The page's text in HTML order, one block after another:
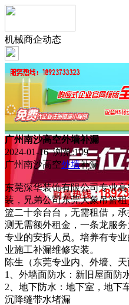
机械商企动态
广州南沙高空外墙补漏
2024-01-16 浏览:109
广州南沙高空外墙补漏
东莞深华装饰有限公司专业
装，兄弟公司东莞大象吊篮
篮二十余台台，无需租借，
测无需额外租金，一条龙服
专业的安拆人员。培养有专
业施工补漏维修安装。
陈生（东莞专业内、外墙、天
1、外墙面防水：新旧屋面防
2、地下防水：地下室，地下
沉降缝带水堵漏